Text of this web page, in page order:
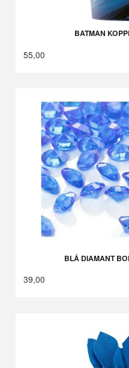
BATMAN
55,00
BLÅ DIAMANT
39,00